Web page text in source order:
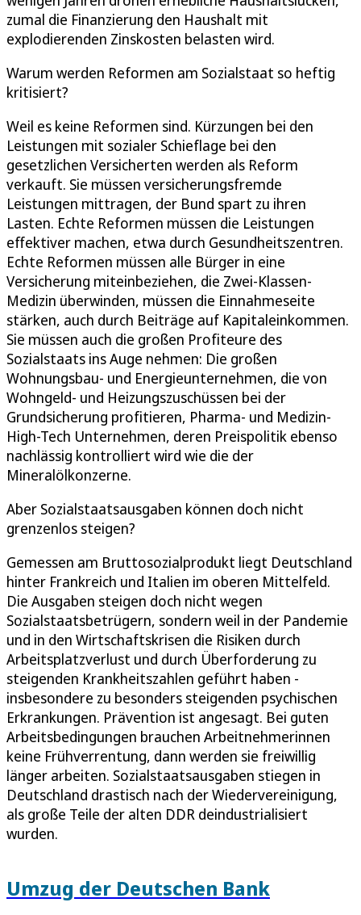
zumal die Finanzierung den Haushalt mit
explodierenden Zinskosten belasten wird.
Warum werden Reformen am Sozialstaat so heftig
kritisiert?
Weil es keine Reformen sind. Kürzungen bei den
Leistungen mit sozialer Schieflage bei den
gesetzlichen Versicherten werden als Reform
verkauft. Sie müssen versicherungsfremde
Leistungen mittragen, der Bund spart zu ihren
Lasten. Echte Reformen müssen die Leistungen
effektiver machen, etwa durch Gesundheitszentren.
Echte Reformen müssen alle Bürger in eine
Versicherung miteinbeziehen, die Zwei-Klassen-
Medizin überwinden, müssen die Einnahmeseite
stärken, auch durch Beiträge auf Kapitaleinkommen.
Sie müssen auch die großen Profiteure des
Sozialstaats ins Auge nehmen: Die großen
Wohnungsbau- und Energieunternehmen, die von
Wohngeld- und Heizungszuschüssen bei der
Grundsicherung profitieren, Pharma- und Medizin-
High-Tech Unternehmen, deren Preispolitik ebenso
nachlässig kontrolliert wird wie die der
Mineralölkonzerne.
Aber Sozialstaatsausgaben können doch nicht
grenzenlos steigen?
Gemessen am Bruttosozialprodukt liegt Deutschland
hinter Frankreich und Italien im oberen Mittelfeld.
Die Ausgaben steigen doch nicht wegen
Sozialstaatsbetrügern, sondern weil in der Pandemie
und in den Wirtschaftskrisen die Risiken durch
Arbeitsplatzverlust und durch Überforderung zu
steigenden Krankheitszahlen geführt haben -
insbesondere zu besonders steigenden psychischen
Erkrankungen. Prävention ist angesagt. Bei guten
Arbeitsbedingungen brauchen Arbeitnehmerinnen
keine Frühverrentung, dann werden sie freiwillig
länger arbeiten. Sozialstaatsausgaben stiegen in
Deutschland drastisch nach der Wiedervereinigung,
als große Teile der alten DDR deindustrialisiert
wurden.
Umzug der Deutschen Bank